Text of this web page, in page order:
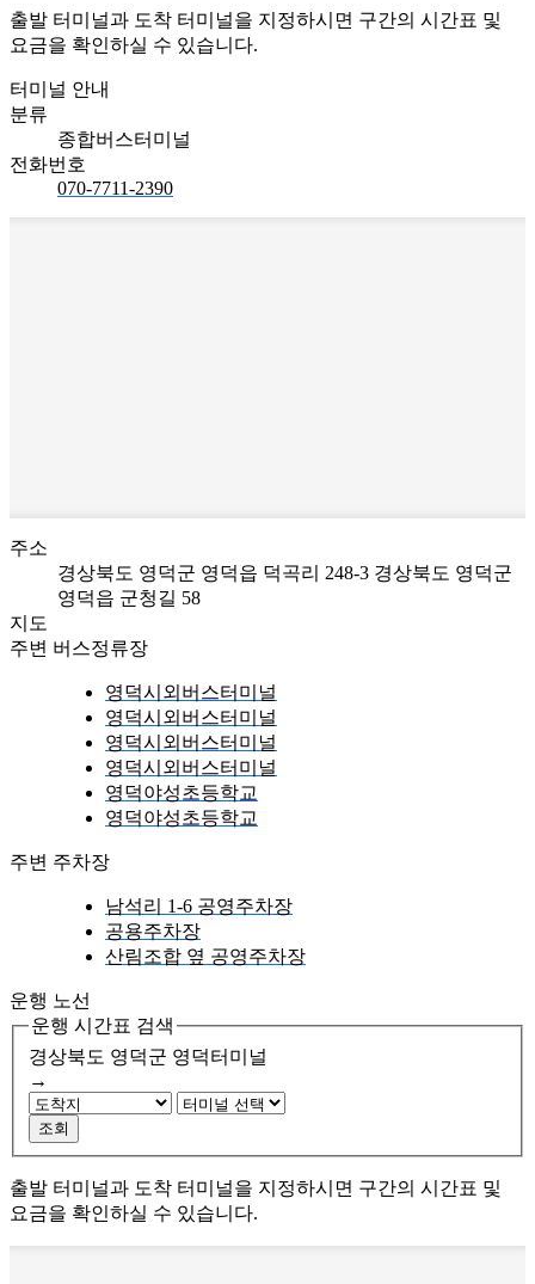
출발 터미널과 도착 터미널을 지정하시면 구간의 시간표 및
요금을 확인하실 수 있습니다.
터미널 안내
분류
종합버스터미널
전화번호
070-7711-2390
주소
경상북도 영덕군 영덕읍 덕곡리 248-3 경상북도 영덕군
영덕읍 군청길 58
지도
주변 버스정류장
영덕시외버스터미널
영덕시외버스터미널
영덕시외버스터미널
영덕시외버스터미널
영덕야성초등학교
영덕야성초등학교
주변 주차장
남석리 1-6 공영주차장
공용주차장
산림조합 옆 공영주차장
운행 노선
운행 시간표 검색
경상북도 영덕군 영덕터미널
→
조회
출발 터미널과 도착 터미널을 지정하시면 구간의 시간표 및
요금을 확인하실 수 있습니다.